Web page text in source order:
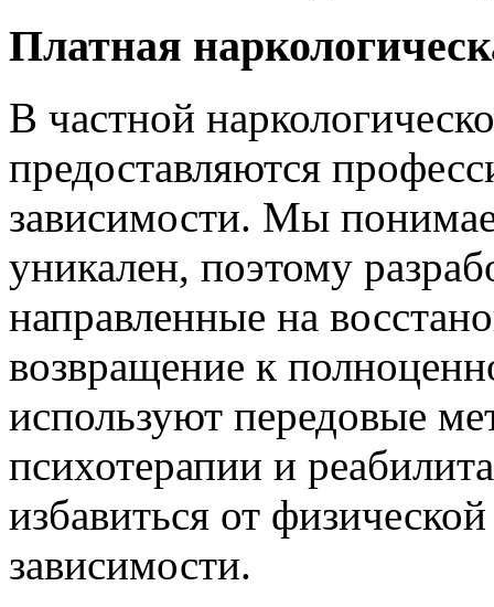
Платная
В частной
предоставляются
зависимости. Мы
уникален, поэтому
направленные на
возвращение к
используют передовые
психотерапии и
избавиться от
зависимости.